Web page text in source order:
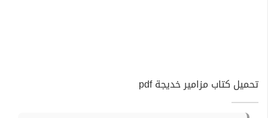
تحميل كتاب مزامير خديجة pdf